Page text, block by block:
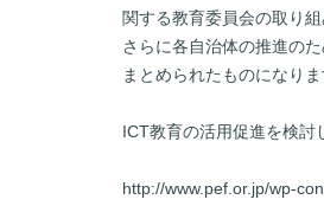
関する教育委員会の取り
さらに各自治体の推進の
まとめられたものになりま
ICT教育の活用促進を検討
http://www.pef.or.jp/wp-